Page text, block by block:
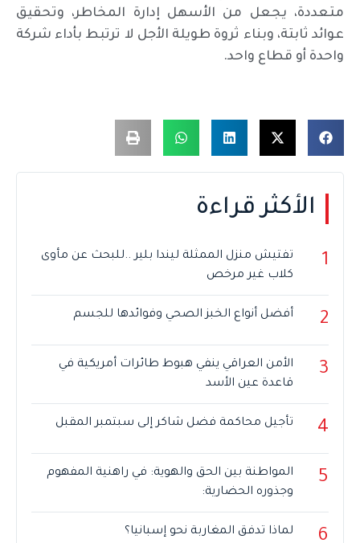
متعددة، يجعل من الأسهل إدارة المخاطر، وتحقيق
عوائد ثابتة، وبناء ثروة طويلة الأجل لا ترتبط بأداء شركة
واحدة أو قطاع واحد.
الأكثر قراءة
1
تفتيش منزل الممثلة ليندا بلير ..للبحث عن مأوى
كلاب غير مرخص
2 أفضل أنواع الخبز الصحي وفوائدها للجسم
3
الأمن العراقي ينفي هبوط طائرات أمريكية في
قاعدة عين الأسد
4 تأجيل محاكمة فضل شاكر إلى سبتمبر المقبل
5
المواطنة بين الحق والهوية: في راهنية المفهوم
وجذوره الحضارية:
6 لماذا تدفق المغاربة نحو إسبانيا؟